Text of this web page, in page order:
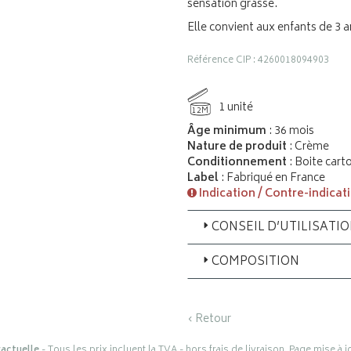
sensation grasse.
Elle convient aux enfants de 3
Référence CIP : 4260018094903
12M
1 unité
Âge minimum : 36 mois
Nature de produit : Crème
Conditionnement : Boite
Label: Fabriqué en France
Indication / Contre-
CONSEIL
COMPOSITION
‹ Retour